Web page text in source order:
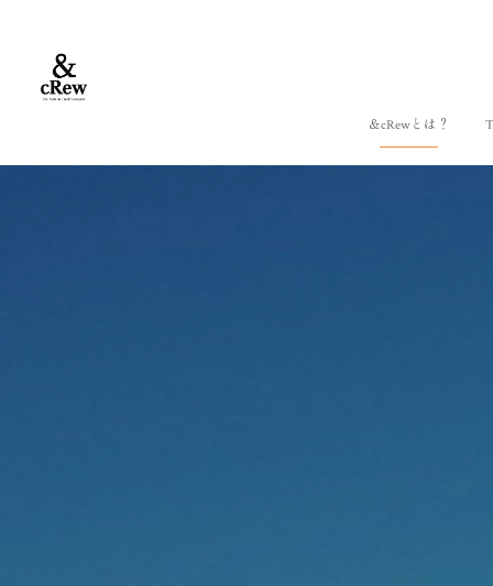
＆cRewとは？